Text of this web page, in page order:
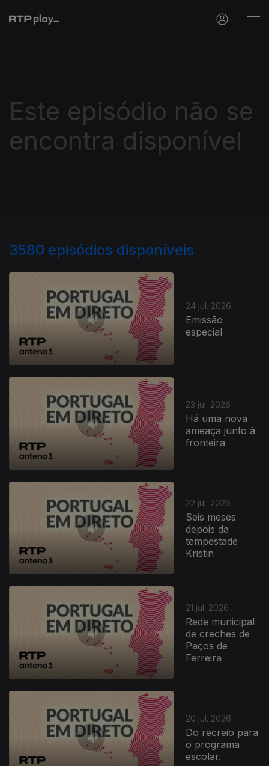
Este episódio não se
encontra disponível
3580 episódios disponíveis
24 jul. 2026
Emissão
especial
23 jul. 2026
Há uma nova
ameaça junto à
fronteira
22 jul. 2026
Seis meses
depois da
tempestade
Kristin
21 jul. 2026
Rede municipal
de creches de
Paços de
Ferreira
20 jul. 2026
Do recreio para
o programa
escolar.